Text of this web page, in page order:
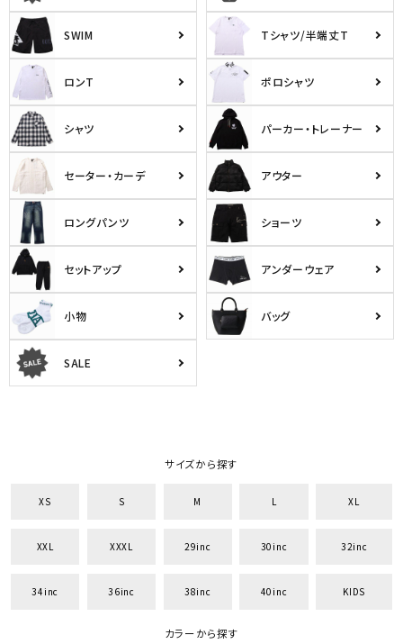
SWIM Tシャツ/半端丈T
ロンT ポロシャツ
シャツ パーカー・トレーナー
セーター・カーデ アウター
ロングパンツ ショーツ
セットアップ アンダーウェア
小物 バッグ
SALE
サイズから探す
XS S M L XL
XXL XXXL 29inc 30inc 32inc
34inc 36inc 38inc 40inc KIDS
カラーから探す